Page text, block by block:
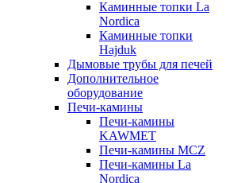
Каминные топки La
Nordica
Каминные топки
Hajduk
Дымовые трубы для печей
Дополнительное
оборудование
Печи-камины
Печи-камины
KAWMET
Печи-камины MCZ
Печи-камины La
Nordica